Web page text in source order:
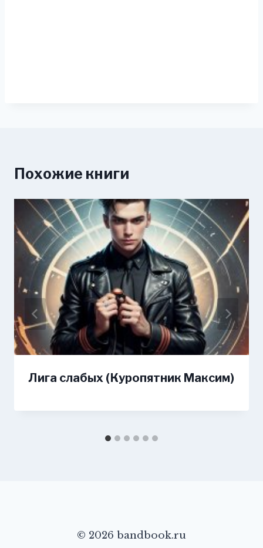
Похожие книги
Лига слабых (Куропятник Максим)
© 2026 bandbook.ru